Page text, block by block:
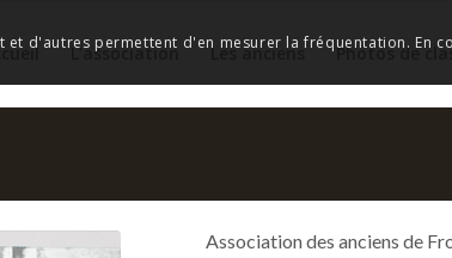
L’association Les anciens Photos de
Association des anciens de
d'autres permettent d'en mesurer la fréquentation. En